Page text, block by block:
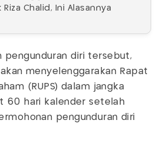
Riza Chalid, Ini Alasannya
pengunduran diri tersebut,
menyelenggarakan Rapat
(RUPS) dalam jangka
60 hari kalender setelah
pengunduran diri